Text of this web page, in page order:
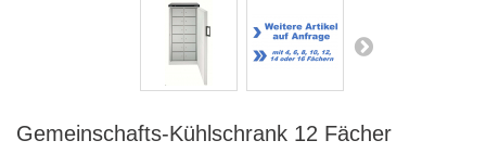
Gemeinschafts-Kühlschrank 12 Fächer